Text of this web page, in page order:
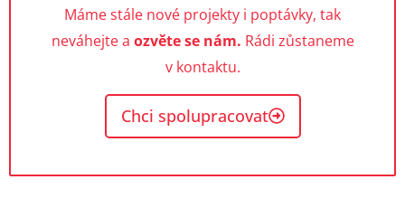
Máme stále nové projekty i poptávky, tak
neváhejte a ozvěte se nám. Rádi zůstaneme
v kontaktu.
Chci spolupracovat